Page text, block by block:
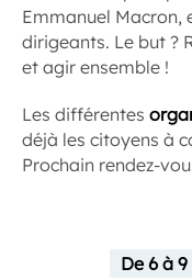
Emmanuel Macron,
dirigeants. Le but ?
et agir ensemble !
Les différentes
déjà les citoyens à
Prochain rendez-
De 6 à